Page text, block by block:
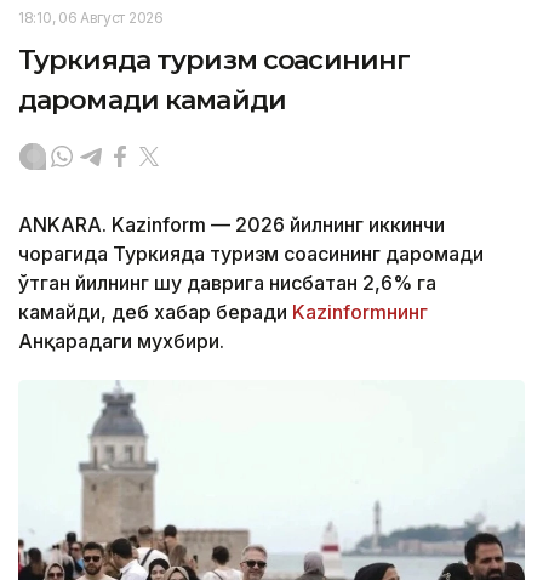
18:10, 06 Август 2026
Туркияда туризм соҳасининг
даромади камайди
ANKARA. Kazinform — 2026 йилнинг иккинчи
чорагида Туркияда туризм соҳасининг даромади
ўтган йилнинг шу даврига нисбатан 2,6% га
камайди, деб хабар беради Kazinformнинг
Анқарадаги мухбири.